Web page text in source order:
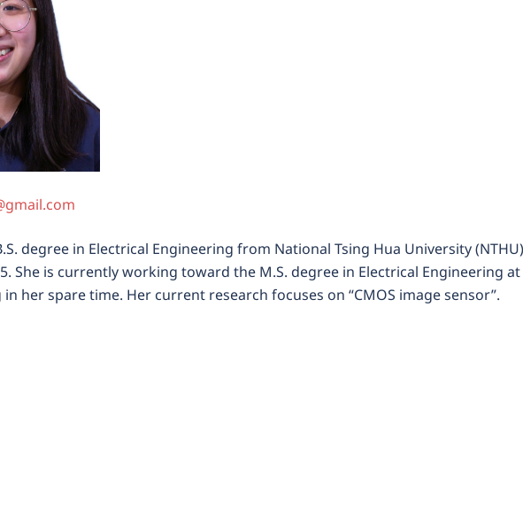
degree in Electrical Engineering from National Tsing Hua University
She is currently working toward the M.S. degree in Electrical Engineering at
her spare time. Her current research focuses on “CMOS image sensor”.